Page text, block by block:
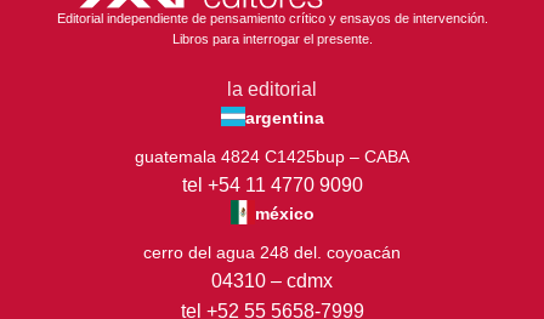
Editorial independiente de pensamiento crítico y ensayos de intervención.
Libros para interrogar el presente.
la editorial
argentina
guatemala 4824 C1425bup – CABA
tel +54 11 4770 9090
méxico
cerro del agua 248 del. coyoacán
04310 – cdmx
tel +52 55 5658-7999